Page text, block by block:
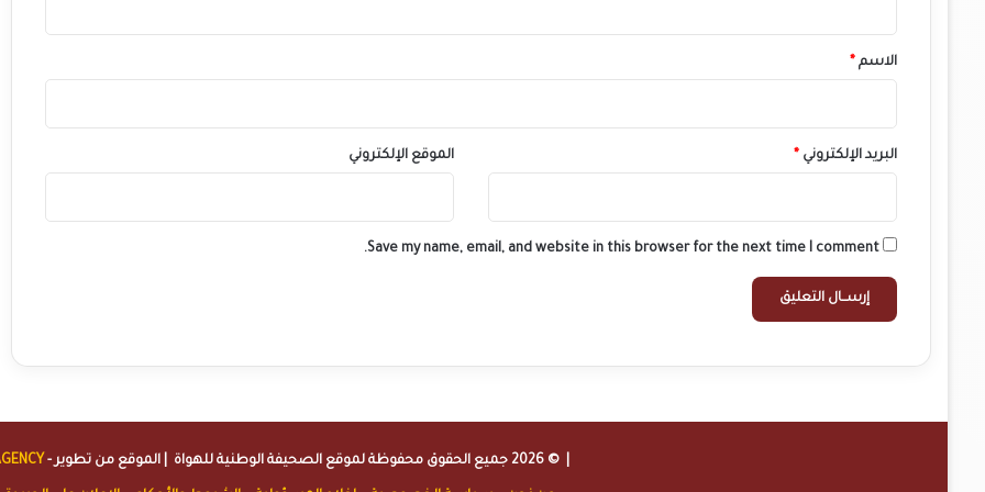
*
الاسم *
البريد الإلكتروني * الموقع الإلكتروني
Save my name, email, and website in this browser for the next time I comment.
| © 2026 جميع الحقوق محفوظة لموقع الصحيفة الوطنية للهواة | الموقع من تطوير -